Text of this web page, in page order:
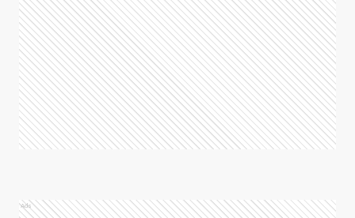
Ads